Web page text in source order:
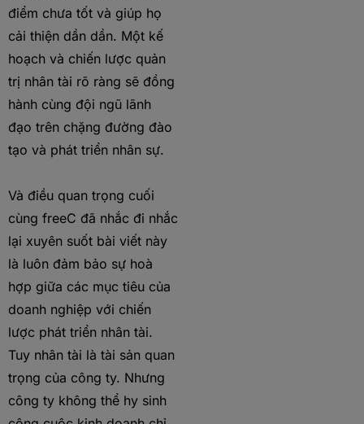
điểm chưa tốt và giúp họ
cải thiện dần dần. Một kế
hoạch và chiến lược quản
trị nhân tài rõ ràng sẽ đồng
hành cùng đội ngũ lãnh
đạo trên chặng đường đào
tạo và phát triển nhân sự.
Và điều quan trọng cuối
cùng freeC đã nhắc đi nhắc
lại xuyên suốt bài viết này
là luôn đảm bảo sự hoà
hợp giữa các mục tiêu của
doanh nghiệp với chiến
lược phát triển nhân tài.
Tuy nhân tài là tài sản quan
trọng của công ty. Nhưng
công ty không thể hy sinh